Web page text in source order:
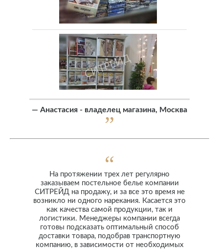
— Анастасия - владелец магазина, Москва
На протяжении трех лет регулярно
заказываем постельное белье компании
СИТРЕЙД на продажу, и за все это время не
возникло ни одного нарекания. Касается это
как качества самой продукции, так и
логистики. Менеджеры компании всегда
готовы подсказать оптимальный способ
доставки товара, подобрав транспортную
компанию, в зависимости от необходимых